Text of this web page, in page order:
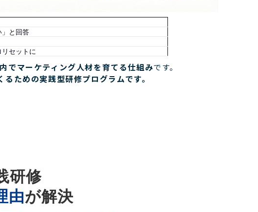
と回答
セットに
でマーケティング人材を育てる仕組みです。
ための実践型研修プログラムです。
研修
由が解決